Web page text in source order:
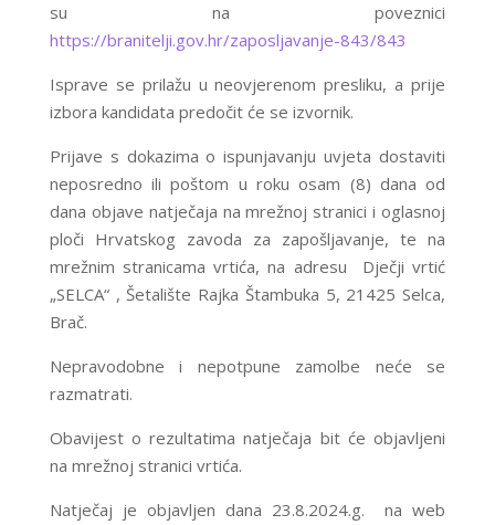
su na poveznici
https://branitelji.gov.hr/zaposljavanje-843/843
Isprave se prilažu u neovjerenom presliku, a prije
izbora kandidata predočit će se izvornik.
Prijave s dokazima o ispunjavanju uvjeta dostaviti
neposredno ili poštom u roku osam (8) dana od
dana objave natječaja na mrežnoj stranici i oglasnoj
ploči Hrvatskog zavoda za zapošljavanje, te na
mrežnim stranicama vrtića, na adresu Dječji vrtić
„SELCA“ , Šetalište Rajka Štambuka 5, 21425 Selca,
Brač.
Nepravodobne i nepotpune zamolbe neće se
razmatrati.
Obavijest o rezultatima natječaja bit će objavljeni
na mrežnoj stranici vrtića.
Natječaj je objavljen dana 23.8.2024.g. na web